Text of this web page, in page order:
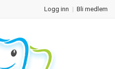
Logg inn Bli medlem